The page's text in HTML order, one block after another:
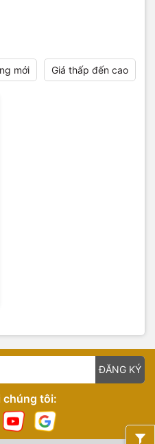
mới Giá thấp đến cao
ĐĂNG KÝ
chúng tôi: